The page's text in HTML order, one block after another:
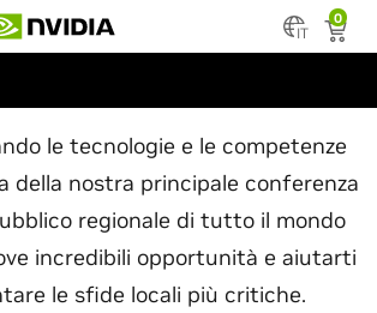
0
IT
Speech AI Summit
le tecnologie e le competenze
della nostra principale conferenza
regionale di tutto il mondo
incredibili opportunità e aiutarti
le sfide locali più critiche.